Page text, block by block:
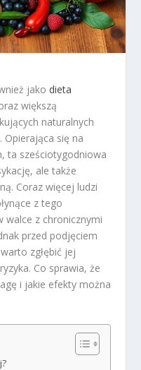
jako dieta
większą
naturalnych
się na
ta sześciotygodniowa
ale także
Coraz więcej ludzi
z tego
z chronicznymi
przed podjęciem
zgłębić jej
Co sprawia, że
i jakie efekty można